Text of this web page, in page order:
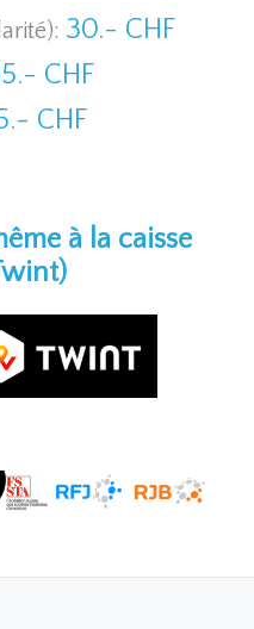
30.- CHF
CHF
CHF
à la caisse